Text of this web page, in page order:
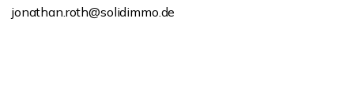
jonathan.roth@solidimmo.de